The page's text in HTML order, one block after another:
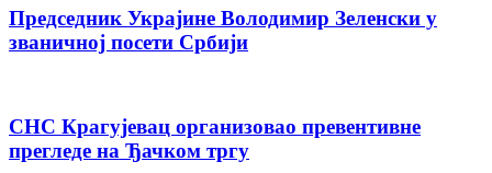
Председник Украјине Володимир Зеленски у
званичној посети Србији
СНС Крагујевац организовао превентивне
прегледе на Ђачком тргу